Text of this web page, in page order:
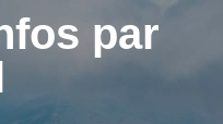
par